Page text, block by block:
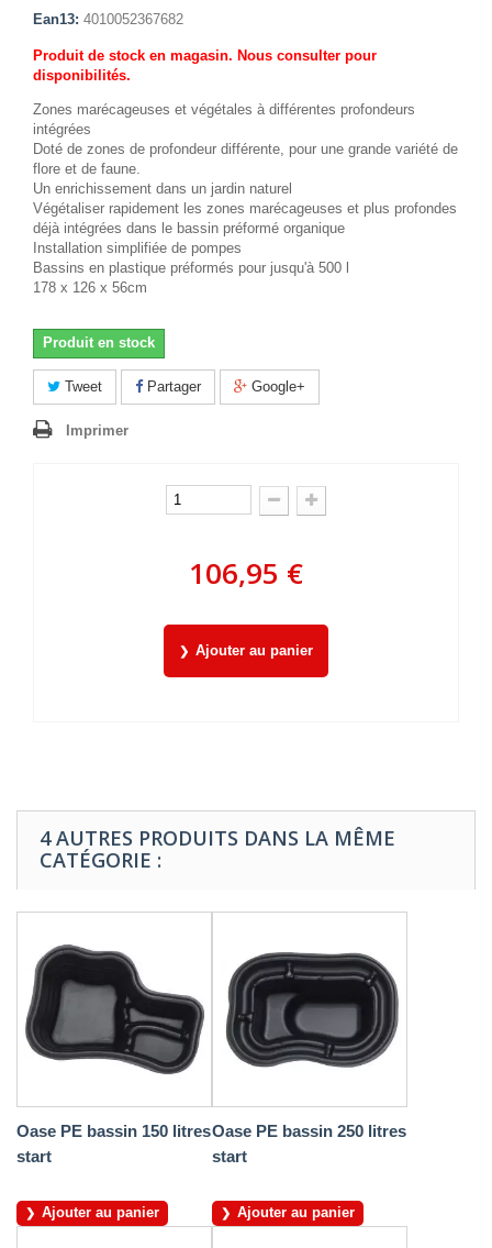
Ean13: 4010052367682
Produit de stock en magasin. Nous consulter pour
disponibilités.
Zones marécageuses et végétales à différentes profondeurs
intégrées
Doté de zones de profondeur différente, pour une grande variété de
flore et de faune.
Un enrichissement dans un jardin naturel
Végétaliser rapidement les zones marécageuses et plus profondes
déjà intégrées dans le bassin préformé organique
Installation simplifiée de pompes
Bassins en plastique préformés pour jusqu'à 500 l
178 x 126 x 56cm
Produit en stock
Tweet Partager Google+
Imprimer
106,95 €
Ajouter au panier
4 AUTRES PRODUITS DANS LA MÊME
CATÉGORIE :
Oase PE bassin 150 litres
start
Ajouter au panier
Oase PE bassin 250 litres
start
Ajouter au panier